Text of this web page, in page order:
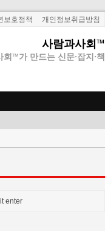
보호정책 개인정보취급방침
사람과사회™
회™가 만드는 신문·잡지·책